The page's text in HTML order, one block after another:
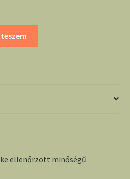
ellenőrzött minőségű